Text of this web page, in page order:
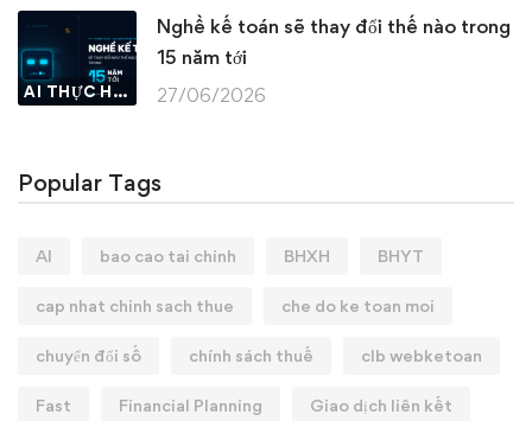
AI THỰC HÀNH
Nghề kế toán sẽ thay đổi thế nào trong
15 năm tới
27/06/2026
Popular Tags
AI bao cao tai chinh BHXH BHYT
cap nhat chinh sach thue che do ke toan moi
chuyển đổi số chính sách thuế clb webketoan
Fast Financial Planning Giao dịch liên kết